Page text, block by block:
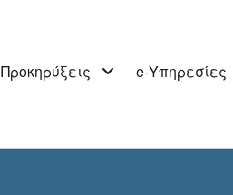
Προκηρύξεις e-Υπηρεσίες